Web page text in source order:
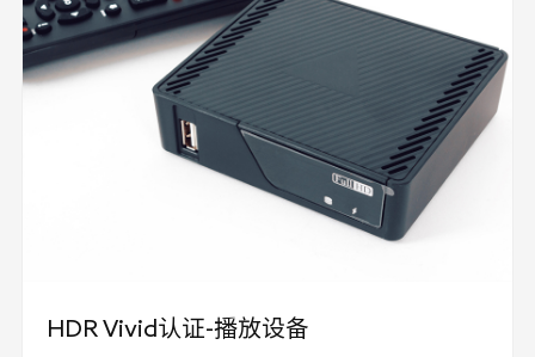
HDR Vivid认证-播放设备